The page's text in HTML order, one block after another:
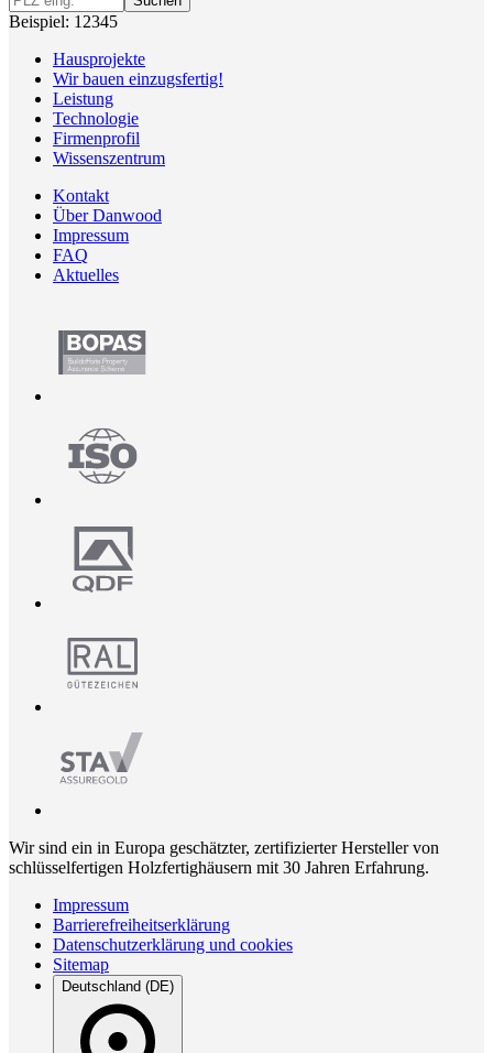
Beispiel: 12345
Hausprojekte
Wir bauen einzugsfertig!
Leistung
Technologie
Firmenprofil
Wissenszentrum
Kontakt
Über Danwood
Impressum
FAQ
Aktuelles
Wir sind ein in Europa geschätzter, zertifizierter Hersteller von
schlüsselfertigen Holzfertighäusern mit 30 Jahren Erfahrung.
Impressum
Barrierefreiheitserklärung
Datenschutzerklärung und cookies
Sitemap
Deutschland (DE)